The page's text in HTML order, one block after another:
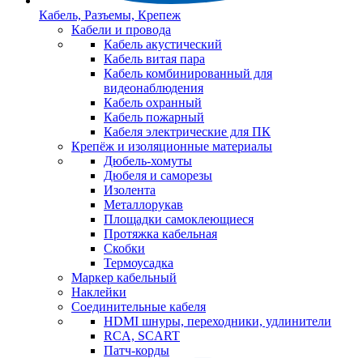
Кабель, Разъемы, Крепеж
Кабели и провода
Кабель акустический
Кабель витая пара
Кабель комбинированный для
видеонаблюдения
Кабель охранный
Кабель пожарный
Кабеля электрические для ПК
Крепёж и изоляционные материалы
Дюбель-хомуты
Дюбеля и саморезы
Изолента
Металлорукав
Площадки самоклеющиеся
Протяжка кабельная
Скобки
Термоусадка
Маркер кабельный
Наклейки
Соединительные кабеля
HDMI шнуры, переходники, удлинители
RCA, SCART
Патч-корды